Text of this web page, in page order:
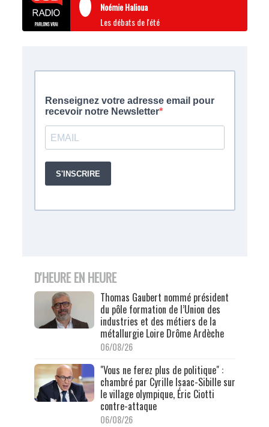
Noémie Halioua
Les débats de l'été
D'HEURE EN HEURE
Thomas Gaubert nommé président
du pôle formation de l’Union des
industries et des métiers de la
métallurgie Loire Drôme Ardèche
06/08/26
"Vous ne ferez plus de politique" :
chambré par Cyrille Isaac-Sibille sur
le village olympique, Éric Ciotti
contre-attaque
06/08/26